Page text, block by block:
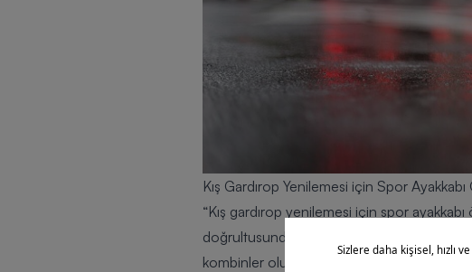
Kış Gardırop Yenilemesi için Spor
“Kış gardırop yenilemesi için spor
doğrultusunda bir seçimde bulunabilirsiniz.
kombinler oluşturabilirsiniz. Farklı tarzlara